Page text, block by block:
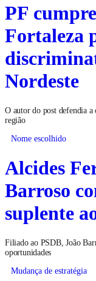
PF
Fortaleza
Nordeste
O autor do post defendia a
região
Nome escolhido
Alcides
Barroso
suplente
Filiado ao PSDB, João
oportunidades
Mudança de estratégia